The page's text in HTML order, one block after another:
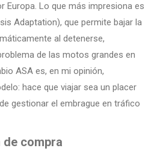
Europa. Lo que más impresiona es
Adaptation), que permite bajar la
al detenerse,
de las motos grandes en
ASA es, en mi opinión,
hace que viajar sea un placer
gestionar el embrague en tráfico
de compra